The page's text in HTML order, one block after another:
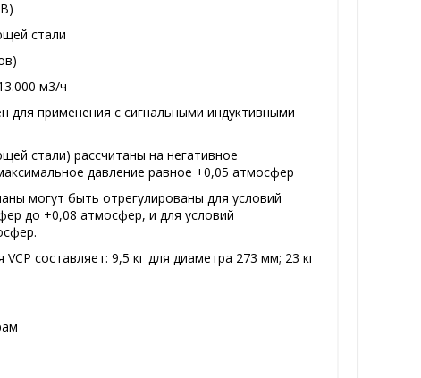
стали
м3/ч
для применения с сигнальными индуктивными
стали) рассчитаны на негативное
давление равное +0,05 атмосфер
могут быть отрегулированы для условий
до +0,08 атмосфер, и для условий
составляет: 9,5 кг для диаметра 273 мм; 23 кг